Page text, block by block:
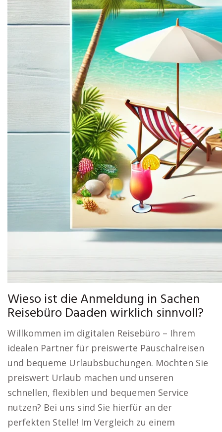
Wieso ist die Anmeldung in Sachen
Reisebüro Daaden wirklich sinnvoll?
Willkommen im digitalen Reisebüro – Ihrem
idealen Partner für preiswerte Pauschalreisen
und bequeme Urlaubsbuchungen. Möchten Sie
preiswert Urlaub machen und unseren
schnellen, flexiblen und bequemen Service
nutzen? Bei uns sind Sie hierfür an der
perfekten Stelle! Im Vergleich zu einem